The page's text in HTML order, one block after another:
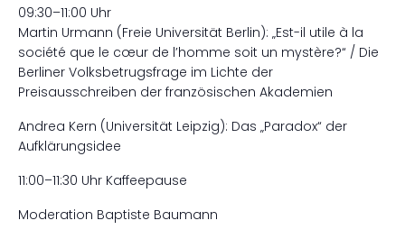
09:30–11:00 Uhr
Martin Urmann (Freie Universität Berlin): „Est-il utile à la
société que le cœur de l’homme soit un mystère?“ / Die
Berliner Volksbetrugsfrage im Lichte der
Preisausschreiben der französischen Akademien
Andrea Kern (Universität Leipzig): Das „Paradox“ der
Aufklärungsidee
11:00–11:30 Uhr Kaffeepause
Moderation Baptiste Baumann